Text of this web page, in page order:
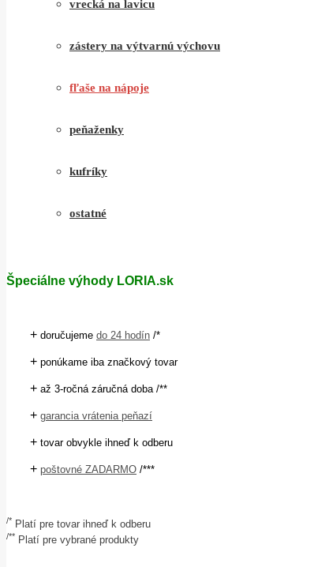
vrecká na lavicu
zástery na výtvarnú výchovu
fľaše na nápoje
peňaženky
kufríky
ostatné
Špeciálne výhody LORIA.sk
+ doručujeme do 24 hodín /*
+ ponúkame iba značkový tovar
+ až 3-ročná záručná doba /**
+ garancia vrátenia peňazí
+ tovar obvykle ihneď k odberu
+ poštovné ZADARMO /***
/* Platí pre tovar ihneď k odberu
/** Platí pre vybrané produkty